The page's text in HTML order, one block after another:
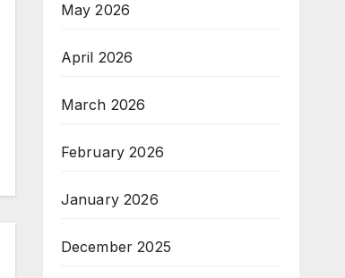
May 2026
April 2026
March 2026
February 2026
January 2026
December 2025